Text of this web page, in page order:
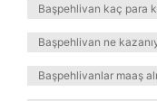
Başpehlivan kaç para
Başpehlivan ne
Başpehlivanlar maaş